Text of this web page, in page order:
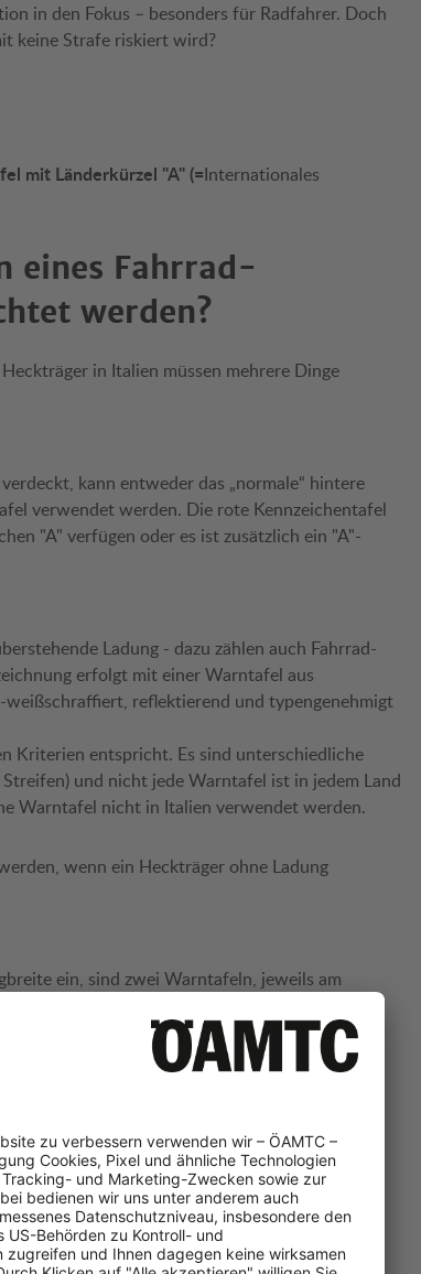
in den Fokus – besonders für Radfahrer. Doch
keine Strafe riskiert wird?
mit Länderkürzel "A" (=Internationales
eines Fahrrad-
werden?
in Italien müssen mehrere Dinge
kann entweder das „normale“ hintere
verwendet werden. Die rote Kennzeichentafel
"A" verfügen oder es ist zusätzlich ein "A"-
Ladung - dazu zählen auch Fahrrad-
erfolgt mit einer Warntafel aus
reflektierend und typengenehmigt
Kriterien entspricht. Es sind unterschiedliche
und nicht jede Warntafel ist in jedem Land
Warntafel nicht in Italien verwendet werden.
wenn ein Heckträger ohne Ladung
ein, sind zwei Warntafeln, jeweils am
Ladung maximal 30 cm auf jeder Seite